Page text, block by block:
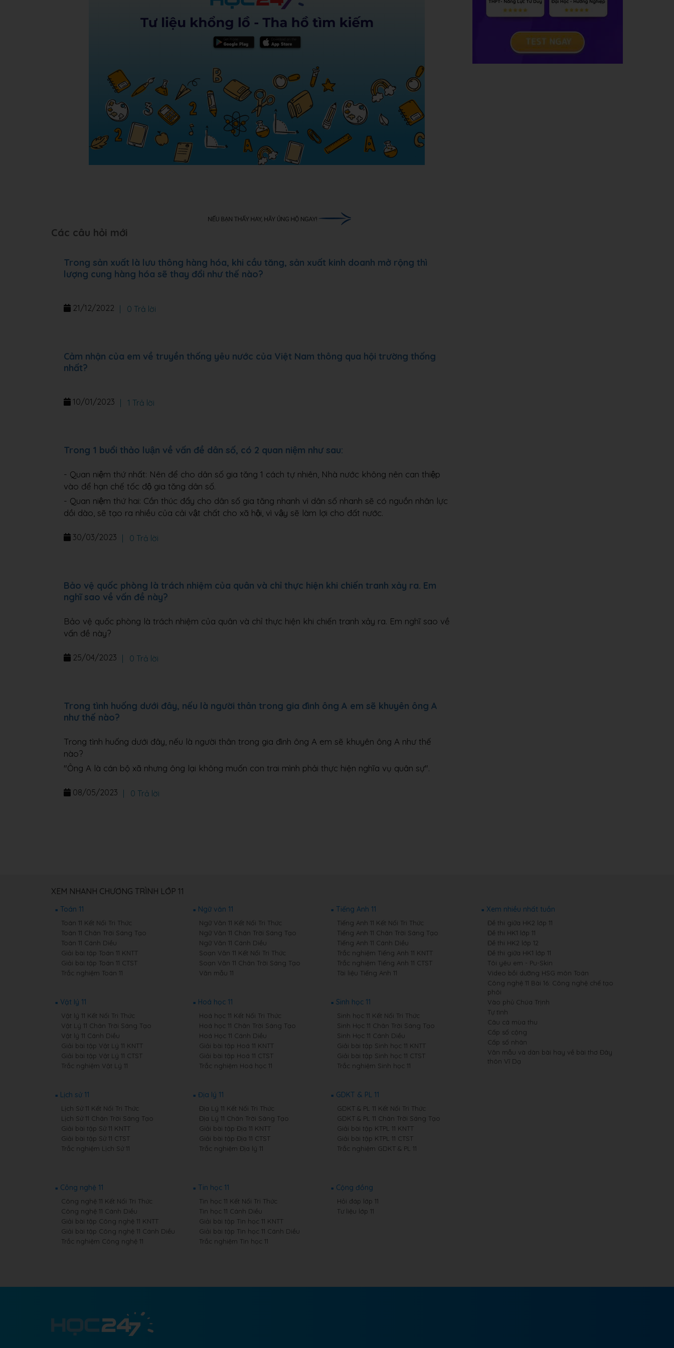
Các câu hỏi mới
Trong sản xuất là lưu thông hàng hóa, khi cầu tăng, sản xuất kinh doanh mở rộng thì
lượng cung hàng hóa sẽ thay đổi như thế nào?
21/12/2022 0 Trả lời
Cảm nhận của em về truyền thống yêu nước của Việt Nam thông qua hội trường thống
nhất?
10/01/2023 1 Trả lời
Trong 1 buổi thảo luận về vấn đề dân số, có 2 quan niệm như sau:
- Quan niệm thứ nhất: Nên để cho dân số gia tăng 1 cách tự nhiên, Nhà nước không nên can thiệp
vào để hạn chế tốc độ gia tăng dân số.
- Quan niệm thứ hai: Cần thúc đẩy cho dân số gia tăng nhanh vì dân số nhanh sẽ có nguồn nhân lực
dồi dào, sẽ tạo ra nhiều của cải vật chất cho xã hội, vì vậy sẽ làm lợi cho đất nước.
30/03/2023 0 Trả lời
Bảo vệ quốc phòng là trách nhiệm của quân và chỉ thực hiện khi chiến tranh xảy ra. Em
nghĩ sao về vấn đề này?
Bảo vệ quốc phòng là trách nhiệm của quân và chỉ thực hiện khi chiến tranh xảy ra. Em nghĩ sao về
vấn đề này?
25/04/2023 0 Trả lời
Trong tình huống dưới đây, nếu là người thân trong gia đình ông A em sẽ khuyên ông A
như thế nào?
Trong tình huống dưới đây, nếu là người thân trong gia đình ông A em sẽ khuyên ông A như thế
nào?
"Ông A là cán bộ xã nhưng ông lại không muốn con trai mình phải thực hiện nghĩa vụ quân sự".
08/05/2023 0 Trả lời
XEM NHANH CHƯƠNG TRÌNH LỚP 11
Toán 11
Toán 11 Kết Nối Tri Thức
Toán 11 Chân Trời Sáng Tạo
Toán 11 Cánh Diều
Giải bài tập Toán 11 KNTT
Giải bài tập Toán 11 CTST
Trắc nghiệm Toán 11
Ngữ văn 11
Ngữ Văn 11 Kết Nối Tri Thức
Ngữ Văn 11 Chân Trời Sáng Tạo
Ngữ Văn 11 Cánh Diều
Soạn Văn 11 Kết Nối Tri Thức
Soạn Văn 11 Chân Trời Sáng Tạo
Văn mẫu 11
Tiếng Anh 11
Tiếng Anh 11 Kết Nối Tri Thức
Tiếng Anh 11 Chân Trời Sáng Tạo
Tiếng Anh 11 Cánh Diều
Trắc nghiệm Tiếng Anh 11 KNTT
Trắc nghiệm Tiếng Anh 11 CTST
Tài liệu Tiếng Anh 11
Vật lý 11
Vật lý 11 Kết Nối Tri Thức
Vật Lý 11 Chân Trời Sáng Tạo
Vật lý 11 Cánh Diều
Giải bài tập Vật Lý 11 KNTT
Giải bài tập Vật Lý 11 CTST
Trắc nghiệm Vật Lý 11
Hoá học 11
Hoá học 11 Kết Nối Tri Thức
Hoá học 11 Chân Trời Sáng Tạo
Hoá Học 11 Cánh Diều
Giải bài tập Hoá 11 KNTT
Giải bài tập Hoá 11 CTST
Trắc nghiệm Hoá học 11
Sinh học 11
Sinh học 11 Kết Nối Tri Thức
Sinh Học 11 Chân Trời Sáng Tạo
Sinh Học 11 Cánh Diều
Giải bài tập Sinh học 11 KNTT
Giải bài tập Sinh học 11 CTST
Trắc nghiệm Sinh học 11
Lịch sử 11
Lịch Sử 11 Kết Nối Tri Thức
Lịch Sử 11 Chân Trời Sáng Tạo
Giải bài tập Sử 11 KNTT
Giải bài tập Sử 11 CTST
Trắc nghiệm Lịch Sử 11
Địa lý 11
Địa Lý 11 Kết Nối Tri Thức
Địa Lý 11 Chân Trời Sáng Tạo
Giải bài tập Địa 11 KNTT
Giải bài tập Địa 11 CTST
Trắc nghiệm Địa lý 11
GDKT & PL 11
GDKT & PL 11 Kết Nối Tri Thức
GDKT & PL 11 Chân Trời Sáng Tạo
Giải bài tập KTPL 11 KNTT
Giải bài tập KTPL 11 CTST
Trắc nghiệm GDKT & PL 11
Công nghệ 11
Công nghệ 11 Kết Nối Tri Thức
Công nghệ 11 Cánh Diều
Giải bài tập Công nghệ 11 KNTT
Giải bài tập Công nghệ 11 Cánh Diều
Trắc nghiệm Công nghệ 11
Tin học 11
Tin học 11 Kết Nối Tri Thức
Tin học 11 Cánh Diều
Giải bài tập Tin học 11 KNTT
Giải bài tập Tin học 11 Cánh Diều
Trắc nghiệm Tin học 11
Cộng đồng
Hỏi đáp lớp 11
Tư liệu lớp 11
Xem nhiều nhất tuần
Đề thi giữa HK2 lớp 11
Đề thi HK1 lớp 11
Đề thi HK2 lớp 12
Đề thi giữa HK1 lớp 11
Tôi yêu em - Pu-Skin
Video bồi dưỡng HSG môn Toán
Công nghệ 11 Bài 16: Công nghệ chế tạo
phôi
Vào phủ Chúa Trịnh
Tự tình
Câu cá mùa thu
Cấp số cộng
Cấp số nhân
Văn mẫu và dàn bài hay về bài thơ Đây
thôn Vĩ Dạ